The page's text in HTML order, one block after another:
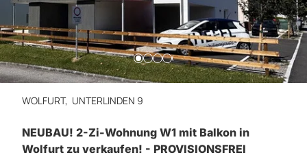
WOLFURT, UNTERLINDEN 9
NEUBAU! 2-Zi-Wohnung W1 mit Balkon in
Wolfurt zu verkaufen! - PROVISIONSFREI